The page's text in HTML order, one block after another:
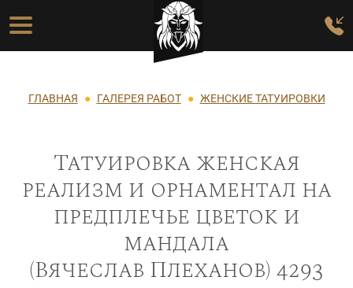
Перейти к основному содержанию
Основная навигация
Строка навигации
ГЛАВНАЯ ГАЛЕРЕЯ РАБОТ ЖЕНСКИЕ ТАТУИРОВКИ
Татуировка женская
реализм и орнаментал на
предплечье цветок и
мандала
(Вячеслав Плеханов) 4293